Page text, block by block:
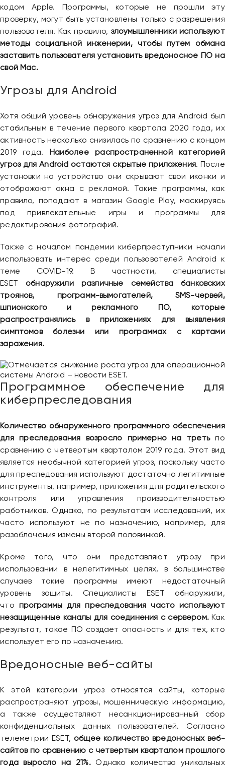
кодом Apple. Программы, которые не прошли эту
проверку, могут быть установлены только с разрешения
пользователя. Как правило, злоумышленники используют
методы социальной инженерии, чтобы путем обмана
заставить пользователя установить вредоносное ПО на
свой Mac.
Угрозы для Android
Хотя общий уровень обнаружения угроз для Android был
стабильным в течение первого квартала 2020 года, их
активность несколько снизилась по сравнению с концом
2019 года.
Наиболее распространенной категорией
угроз для Android остаются скрытые приложения. После
установки на устройство они скрывают свои иконки и
отображают окна с рекламой. Такие программы, как
правило, попадают в магазин Google Play, маскируясь
под привлекательные игры и программы для
редактирования фотографий.
Также с началом пандемии киберпреступники начали
использовать интерес среди пользователей Android к
теме COVID-19. В частности, специалисты
ESET обнаружили различные семейства банковских
троянов, программ-вымогателей, SMS-червей,
шпионского и рекламного ПО, которые
распространялись в приложениях для выявления
симптомов болезни или программах с картами
заражения.
Программное обеспечение для
киберпреследования
Количество обнаруженного программного обеспечения
для преследования возросло примерно на третьпо
сравнению с четвертым кварталом 2019 года. Этот вид
является необычной категорией угроз, поскольку часто
для преследования используют достаточно легитимные
инструменты, например, приложения для родительского
контроля или управления производительностью
работников. Однако, по результатам исследований, их
часто используют не по назначению, например, для
разоблачения измены второй половинкой.
Кроме того, что они представляют угрозу при
использовании в нелегитимных целях, в большинстве
случаев такие программы имеют недостаточный
уровень защиты. Специалисты ESET обнаружили,
что программы для преследования часто используют
незащищенные каналы для соединения с сервером.Как
результат, такое ПО создает опасность и для тех, кто
использует его по назначению.
Вредоносные веб-сайты
К этой категории угроз относятся сайты, которые
распространяют угрозы, мошенническую информацию,
а также осуществляют несанкционированный сбор
конфиденциальных данных пользователей. Согласно
телеметрии ESET, общее количество вредоносных веб-
сайтов по сравнению с четвертым кварталом прошлого
года выросло на 21%.Однако количество уникальных
Привіт 👋, чим тобі допомогти?
Ми зазвичай відповідаємо дуже швидко
Надіслати повідомлення